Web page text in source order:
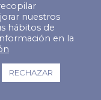
nuestros
hábitos de
en la
RECHAZAR